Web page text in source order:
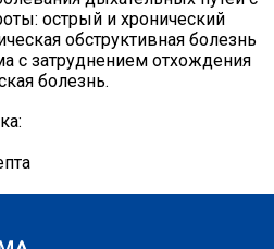
острый и хронический
обструктивная болезнь
с затруднением отхождения
болезнь.